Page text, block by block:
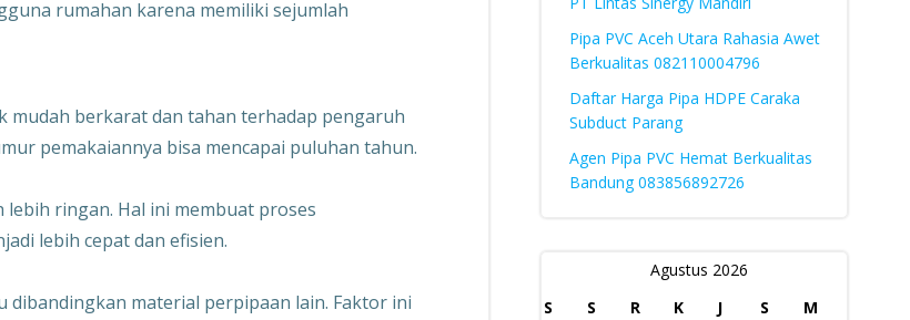
rumahan karena memiliki sejumlah
mudah berkarat dan tahan terhadap pengaruh
pemakaiannya bisa mencapai puluhan tahun.
ringan. Hal ini membuat proses
lebih cepat dan efisien.
dibandingkan material perpipaan lain. Faktor ini
Pipa PVC Aceh Utara Rahasia Awet
Berkualitas 082110004796
Daftar Harga Pipa HDPE Caraka
Subduct Parang
Agen Pipa PVC Hemat Berkualitas
Bandung 083856892726
Agustus 2026
S
S R K J S
M